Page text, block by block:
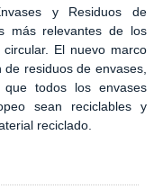
y Residuos de
más relevantes de los
El nuevo marco
residuos de envases,
que todos los envases
sean reciclables y
reciclado.